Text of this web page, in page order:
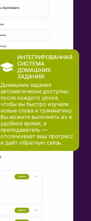
ИНТЕГРИРОВАННАЯ
СИСТЕМА
ДОМАШНИХ
ЗАДАНИЙ
Домашние задания
автоматически доступны
после каждого урока,
чтобы вы быстро изучали
новые слова и грамматику.
Вы можете выполнять их в
удобное время, а
преподаватель —
отслеживает ваш прогресс
и даёт обратную связь.